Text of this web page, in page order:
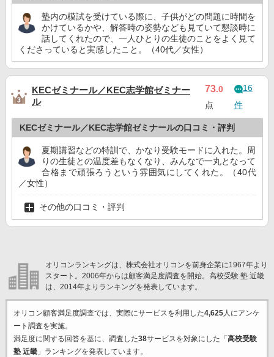
塾内の模試を受けている際に、子供がどの問題に時間を
かけているかや、解答時の姿勢なども見ていて懇談時に
話してくれたので、一人ひとりの生徒のことをよく見て
くださっていると実感したこと。（40代／女性）
KECゼミナール／KEC志学館ゼミナー
ル
73.0
点
16
件
KECゼミナール／KEC志学館ゼミナールの口コミ・評判
夏期講習などの特訓で、かなり受験モードに入れた。周
りの生徒との温度差もなくなり、みんなで一丸となって
合格まで頑張ろうという雰囲気にしてくれた。（40代
／女性）
その他の口コミ・評判
オリコンランキングは、株式会社オリコンを前身企業に1967年より
スタート。2006年からは顧客満足度調査を開始。高校受験 塾 近畿
は、2014年よりランキングを発表しています。
オリコン顧客満足度調査では、実際にサービスを利用した4,625人にアンケ
ート調査を実施。
満足度に関する回答を基に、調査した38サービスを対象にした「 高校受験
塾 近畿」ランキングを発表しています。